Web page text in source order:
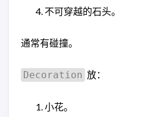
不可穿越的石头。
通常有碰撞。
Decoration 放：
小花。